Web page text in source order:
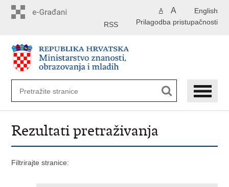
English
A A
Prilagodba pristupačnosti
RSS
Rezultati pretraživanja
Filtrirajte stranice: